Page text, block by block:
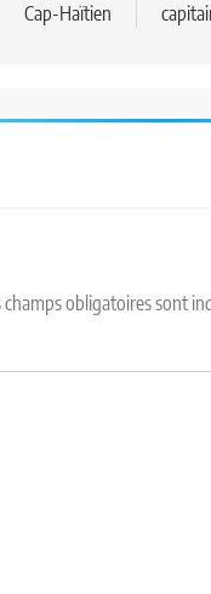
Cap-Haïtien
champs obligatoires sont